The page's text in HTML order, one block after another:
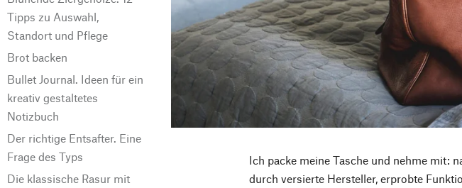
Tipps zu Auswahl,
Standort und Pflege
Brot backen
Bullet Journal. Ideen für ein
kreativ gestaltetes
Notizbuch
Der richtige Entsafter. Eine
Frage des Typs
Die klassische Rasur mit
Ich packe meine Tasche und nehme mit:
durch versierte Hersteller, erprobte